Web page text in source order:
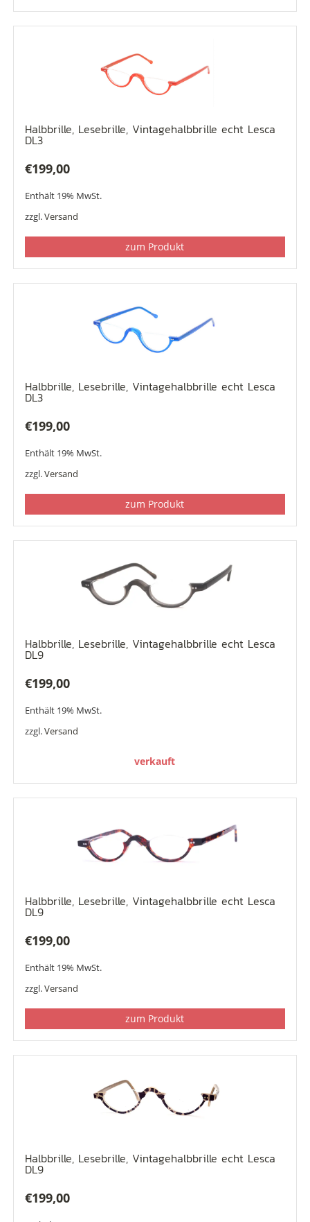
Halbbrille, Lesebrille, Vintagehalbbrille echt Lesca
DL3
€199,00
Enthält 19% MwSt.
zzgl.Versand
zum Produkt
Halbbrille, Lesebrille, Vintagehalbbrille echt Lesca
DL3
€199,00
Enthält 19% MwSt.
zzgl.Versand
zum Produkt
Halbbrille, Lesebrille, Vintagehalbbrille echt Lesca
DL9
€199,00
Enthält 19% MwSt.
zzgl.Versand
verkauft
Halbbrille, Lesebrille, Vintagehalbbrille echt Lesca
DL9
€199,00
Enthält 19% MwSt.
zzgl.Versand
zum Produkt
Halbbrille, Lesebrille, Vintagehalbbrille echt Lesca
DL9
€199,00